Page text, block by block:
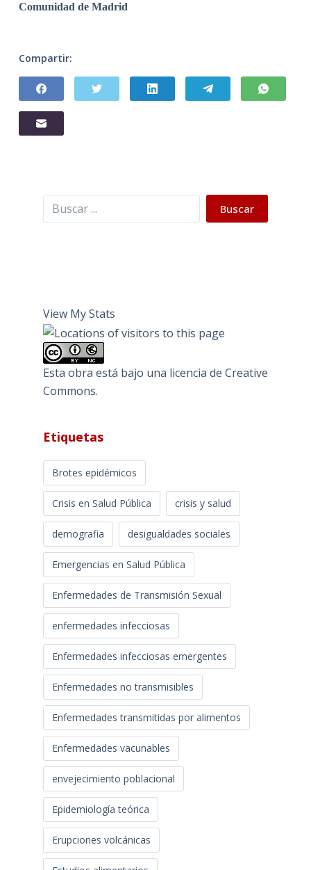
Comunidad de Madrid
Compartir:
Buscar Buscar
View My Stats
Esta obra está bajo una licencia de Creative
Commons.
Etiquetas
Brotes epidémicos
Crisis en Salud Pública crisis y salud
demografia desigualdades sociales
Emergencias en Salud Pública
Enfermedades de Transmisión Sexual
enfermedades infecciosas
Enfermedades infecciosas emergentes
Enfermedades no transmisibles
Enfermedades transmitidas por alimentos
Enfermedades vacunables
envejecimiento poblacional
Epidemiología teórica
Erupciones volcánicas